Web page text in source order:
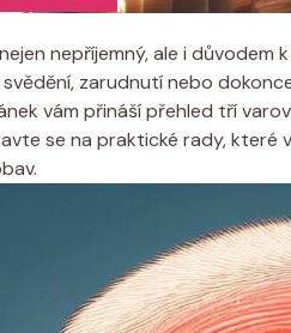
nepříjemný, ale i
zarudnutí nebo
vám přináší přehled tří
se na praktické rady,⁢